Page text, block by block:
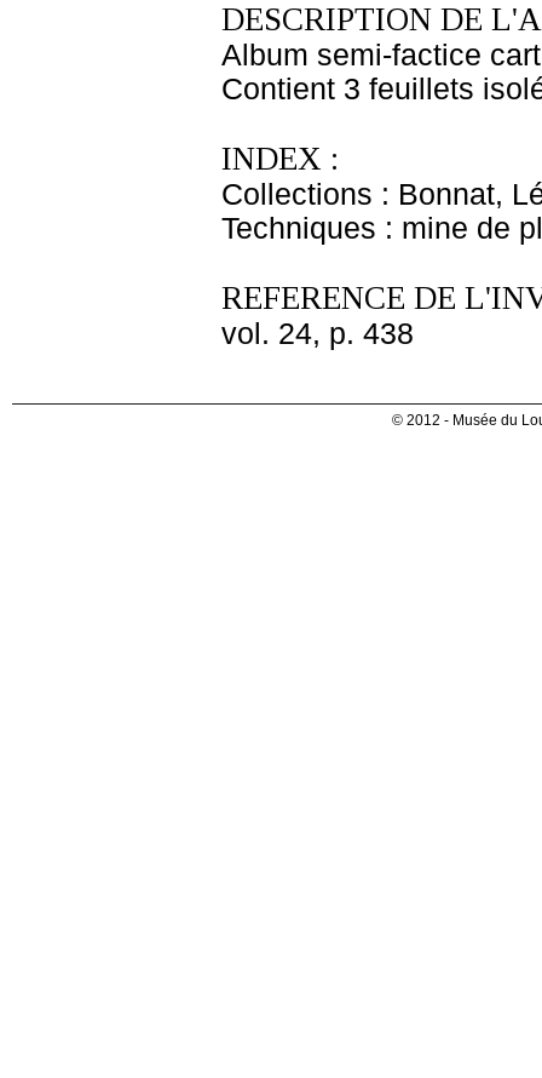
DESCRIPTION DE
Album semi-factice
Contient 3 feuillets
INDEX :
Collections : Bonnat,
Techniques : mine de
REFERENCE DE
vol. 24, p. 438
© 2012 - Musée du